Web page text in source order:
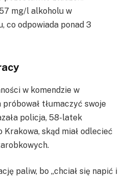
mg/l alkoholu w
co odpowiada ponad 3
w komendzie w
tłumaczyć swoje
policja, 58-latek
Krakowa, skąd miał odlecieć
paliw, bo „chciał się napić i